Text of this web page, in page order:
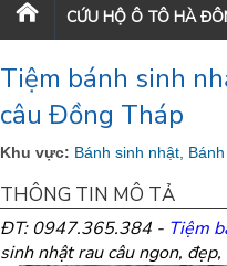
CỨU HỘ Ô TÔ HÀ
Tiệm bánh sinh
câu Đồng Tháp
Khu vực: Bánh sinh nhật,
THÔNG TIN MÔ TẢ
ĐT: 0947.365.384 - Tiệm
sinh nhật rau câu ngon,